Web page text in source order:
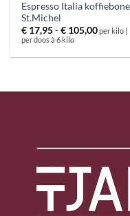
Espresso Italia
St.Michel
€ 17,95-€ 105,00
€ 17,95
€
per kilo |
per doos à 6 kilo